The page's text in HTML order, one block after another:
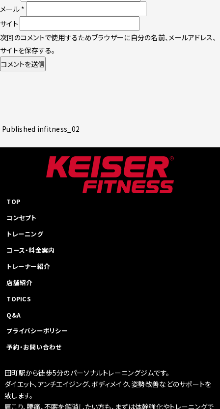
メール *
サイト
次回のコメントで使用するためブラウザーに自分の名前、メールアドレス、
サイトを保存する。
投
ナ
シ
ョ
ン
Published infitness_02
TOP
コンセプト
トレーニング
コース・料金案内
トレーナー紹介
店舗紹介
TOPICS
Q&A
プライバシーポリシー
予約・お問い合わせ
田町駅から徒歩5分のパーソナルトレーニングジムです。
ダイエット、アンチエイジング、ボディメイク、姿勢改善などのサポートを
致します。
肩こり、腰痛、不眠を解消したい方も、まずは体幹強化やトレーニングで